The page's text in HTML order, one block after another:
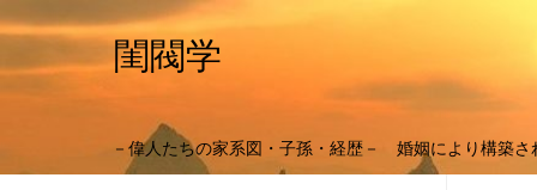
閨閥学
－偉人たちの家系図・子孫・経歴－ 婚姻により構築さ